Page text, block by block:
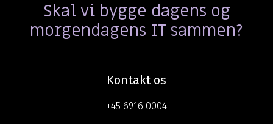
Skal vi bygge dagens og
morgendagens IT sammen?
Kontakt os
+45 6916 0004